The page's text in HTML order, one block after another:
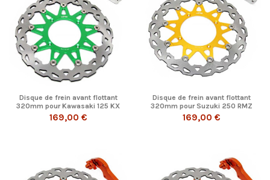
Disque de frein avant flottant
320mm pour Kawasaki 125 KX
250 KX...
169,00 €
Disque de frein avant flottant
320mm pour Suzuki 250 RMZ
450 RMZ...
169,00 €